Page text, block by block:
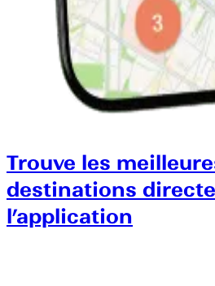
Trouve les
destinations
l’application